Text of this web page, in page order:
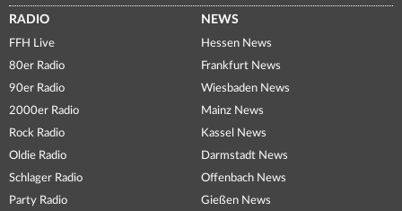
RADIO
FFH Live
80er Radio
90er Radio
2000er Radio
Rock Radio
Oldie Radio
Schlager Radio
Party Radio
NEWS
Hessen News
Frankfurt News
Wiesbaden News
Mainz News
Kassel News
Darmstadt News
Offenbach News
Gießen News